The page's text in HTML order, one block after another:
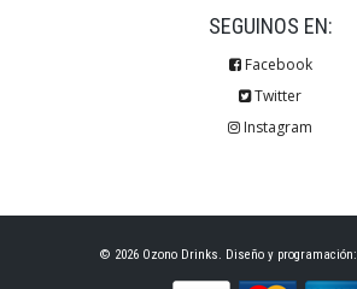
SEGUINOS EN:
Facebook
Twitter
Instagram
© 2026 Ozono Drinks. Diseño y programación: